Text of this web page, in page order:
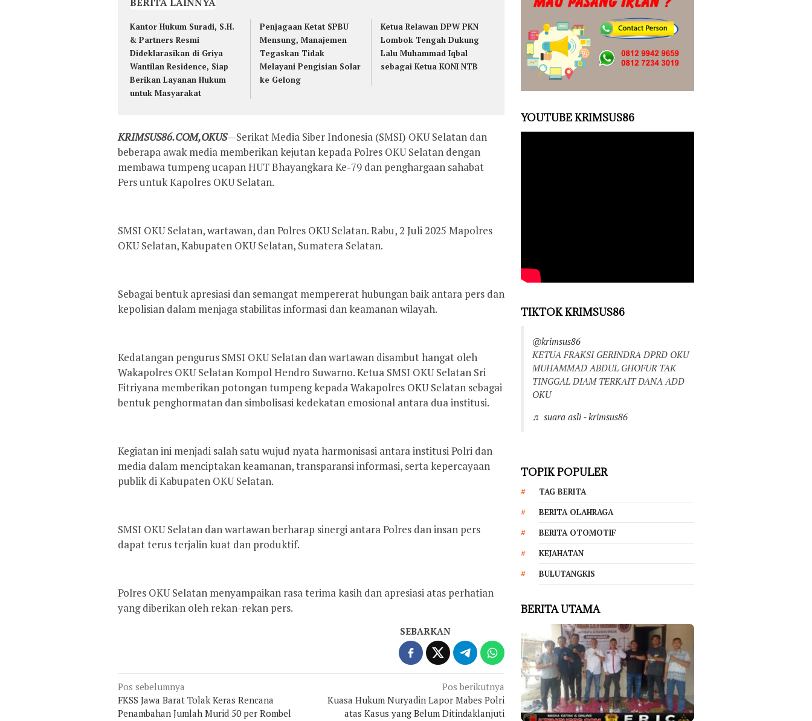
Kantor Hukum Suradi, S.H.
& Partners Resmi
Dideklarasikan di Griya
Wantilan Residence, Siap
Berikan Layanan Hukum
untuk Masyarakat
Penjagaan Ketat SPBU
Mensung, Manajemen
Tegaskan Tidak
Melayani Pengisian Solar
ke Gelong
Ketua Relawan DPW PKN
Lombok Tengah Dukung
Lalu Muhammad Iqbal
sebagai Ketua KONI NTB
KRIMSUS86.COM,OKUS—Serikat Media Siber Indonesia (SMSI) OKU Selatan dan
beberapa awak media memberikan kejutan kepada Polres OKU Selatan dengan
membawa tumpeng ucapan HUT Bhayangkara Ke-79 dan penghargaan sahabat
Pers untuk Kapolres OKU Selatan.
SMSI OKU Selatan, wartawan, dan Polres OKU Selatan. Rabu, 2 Juli 2025 Mapolres
OKU Selatan, Kabupaten OKU Selatan, Sumatera Selatan.
Sebagai bentuk apresiasi dan semangat mempererat hubungan baik antara pers dan
kepolisian dalam menjaga stabilitas informasi dan keamanan wilayah.
Kedatangan pengurus SMSI OKU Selatan dan wartawan disambut hangat oleh
Wakapolres OKU Selatan Kompol Hendro Suwarno. Ketua SMSI OKU Selatan Sri
Fitriyana memberikan potongan tumpeng kepada Wakapolres OKU Selatan sebagai
bentuk penghormatan dan simbolisasi kedekatan emosional antara dua institusi.
Kegiatan ini menjadi salah satu wujud nyata harmonisasi antara institusi Polri dan
media dalam menciptakan keamanan, transparansi informasi, serta kepercayaan
publik di Kabupaten OKU Selatan.
SMSI OKU Selatan dan wartawan berharap sinergi antara Polres dan insan pers
dapat terus terjalin kuat dan produktif.
Polres OKU Selatan menyampaikan rasa terima kasih dan apresiasi atas perhatian
yang diberikan oleh rekan-rekan pers.
SEBARKAN
Navigasi
pos
Pos sebelumnya
FKSS Jawa Barat Tolak Keras Rencana
Penambahan Jumlah Murid 50 per Rombel
Pos berikutnya
Kuasa Hukum Nuryadin Lapor Mabes Polri
atas Kasus yang Belum Ditindaklanjuti
YOUTUBE KRIMSUS86
TIKTOK KRIMSUS86
@krimsus86
KETUA FRAKSI GERINDRA DPRD OKU
MUHAMMAD ABDUL GHOFUR TAK
TINGGAL DIAM TERKAIT DANA ADD
OKU
♬ suara asli - krimsus86
TOPIK POPULER
TAG BERITA
BERITA OLAHRAGA
BERITA OTOMOTIF
KEJAHATAN
BULUTANGKIS
BERITA UTAMA